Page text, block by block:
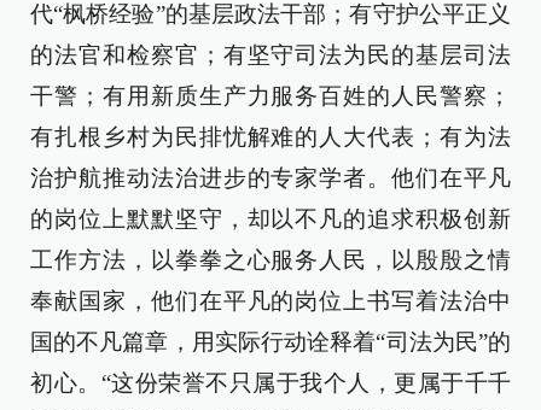
代“枫桥经验”的基层政法干部；有守护公平正义
的法官和检察官；有坚守司法为民的基层司法
干警；有用新质生产力服务百姓的人民警察；
有扎根乡村为民排忧解难的人大代表；有为法
治护航推动法治进步的专家学者。他们在平凡
的岗位上默默坚守，却以不凡的追求积极创新
工作方法，以拳拳之心服务人民，以殷殷之情
奉献国家，他们在平凡的岗位上书写着法治中
国的不凡篇章，用实际行动诠释着“司法为民”的
初心。“这份荣誉不只属于我个人，更属于千千